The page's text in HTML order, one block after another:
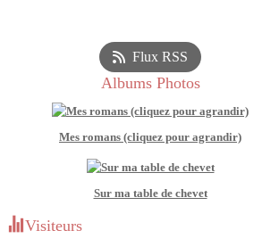
Flux RSS
Albums Photos
Mes romans (cliquez pour agrandir)
Sur ma table de chevet
Visiteurs